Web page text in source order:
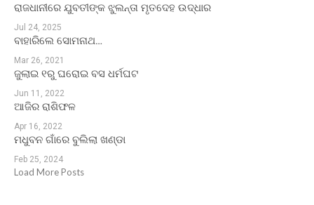
ରାଜଧାନୀରେ ଯୁବତୀଙ୍କ ଝୁଲନ୍ତା ମୃତଦେହ ଉଦ୍ଧାର
Jul 24, 2025
ବାହାରିଲେ ସୋମନାଥ…
Mar 26, 2021
ଜୁଲାଇ ୧ରୁ ଘରୋଇ ବସ ଧର୍ମଘଟ
Jun 11, 2022
ଆଜିର ରାଶିଫଳ
Apr 16, 2022
ମଧୁବନ ଗାଁରେ ବୁଲିଲା ଖଣ୍ଡା
Feb 25, 2024
Load More Posts